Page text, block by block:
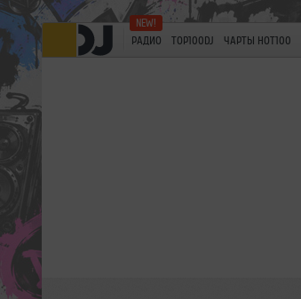
РАДИО TOP100DJ ЧАРТЫ HOT100